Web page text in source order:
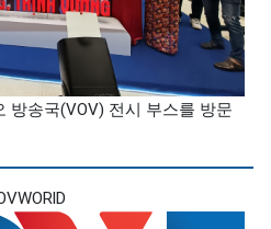
방송국(VOV) 전시 부스를 방문